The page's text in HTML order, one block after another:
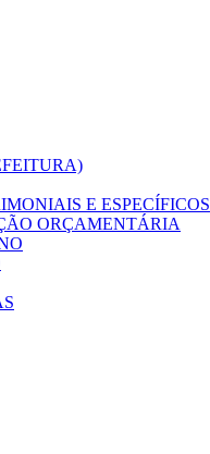
E ESPECÍFICOS
ORÇAMENTÁRIA